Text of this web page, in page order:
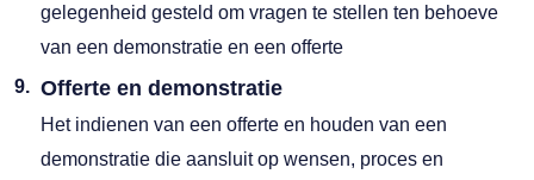
gelegenheid gesteld om vragen te stellen ten behoeve
van een demonstratie en een offerte
Offerte en demonstratie
Het indienen van een offerte en houden van een
demonstratie die aansluit op wensen, proces en